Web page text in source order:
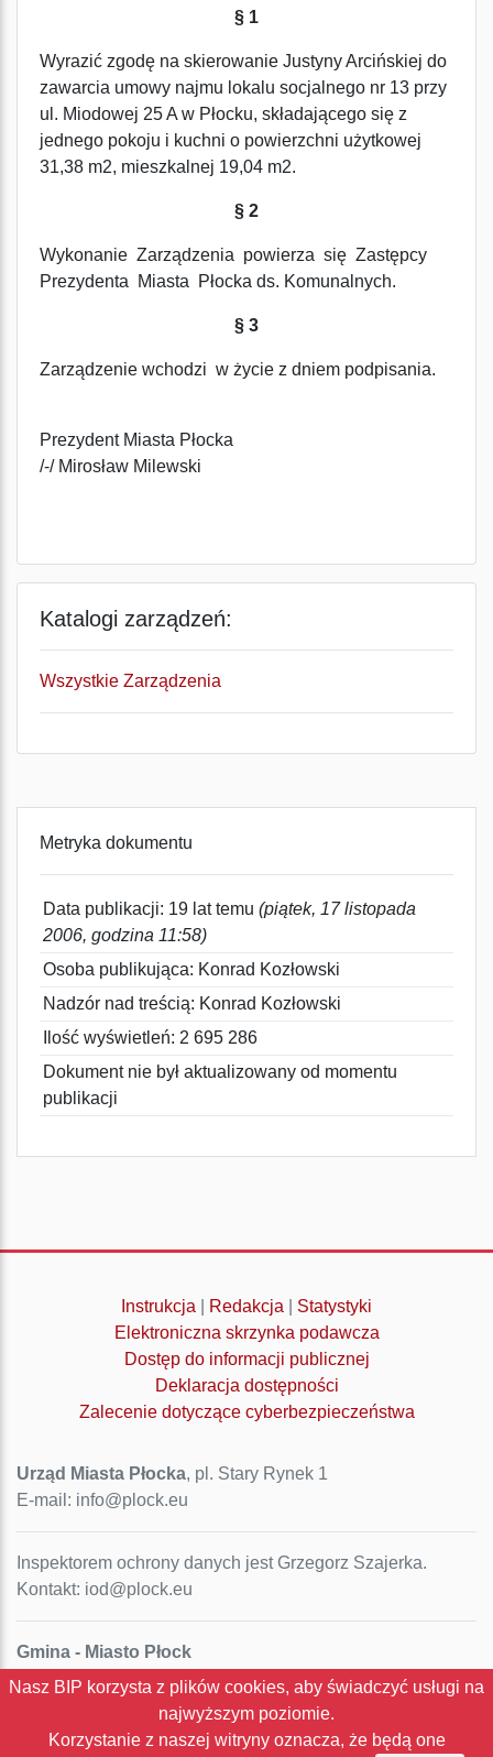
§ 1
Wyrazić zgodę na skierowanie Justyny Arcińskiej do
zawarcia umowy najmu lokalu socjalnego nr 13 przy
ul. Miodowej 25 A w Płocku, składającego się z
jednego pokoju i kuchni o powierzchni użytkowej
31,38 m2, mieszkalnej 19,04 m2.
§ 2
Wykonanie Zarządzenia powierza się Zastępcy
Prezydenta Miasta Płocka ds. Komunalnych.
§ 3
Zarządzenie wchodzi w życie z dniem podpisania.
Prezydent Miasta Płocka
/-/ Mirosław Milewski
Katalogi zarządzeń:
Wszystkie Zarządzenia
Metryka dokumentu
Data publikacji: 19 lat temu (piątek, 17 listopada
2006, godzina 11:58)
Osoba publikująca: Konrad Kozłowski
Nadzór nad treścią: Konrad Kozłowski
Ilość wyświetleń: 2 695 286
Dokument nie był aktualizowany od momentu
publikacji
Instrukcja Redakcja
Statystyki
Elektroniczna skrzynka podawcza
Dostęp do informacji publicznej
Deklaracja dostępności
Zalecenie dotyczące cyberbezpieczeństwa
Urząd Miasta Płocka, pl. Stary Rynek 1
E-mail: info@plock.eu
Inspektorem ochrony danych jest Grzegorz Szajerka.
Kontakt: iod@plock.eu
Gmina - Miasto Płock
Pl. Stary Rynek 1
NIP: 774-31-35-712
Nasz BIP korzysta z plików cookies, aby świadczyć usługi na
najwyższym poziomie.
Korzystanie z naszej witryny oznacza, że będą one